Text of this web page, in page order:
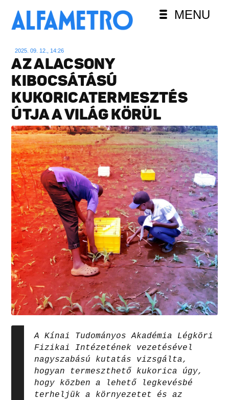
MENU
2025. 09. 12., 14:26
AZ ALACSONY
KIBOCSÁTÁSÚ
KUKORICATERMESZTÉS
ÚTJA A VILÁG KÖRÜL
A Kínai Tudományos Akadémia Légköri
Fizikai Intézetének vezetésével
nagyszabású kutatás vizsgálta,
hogyan termeszthető kukorica úgy,
hogy közben a lehető legkevésbé
terheljük a környezetet és az